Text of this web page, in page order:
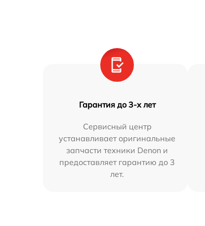
Гарантия до 3-х лет
Сервисный центр
устанавливает оригинальные
запчасти техники Denon и
предоставляет гарантию до 3
лет.